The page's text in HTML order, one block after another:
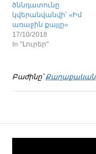
ծննդատունը
կվերանվանվի՝ «Իմ
առաջին քայլը»
17/10/2018
In "Լուրեր"
Բաժինը՝Քաղաքական